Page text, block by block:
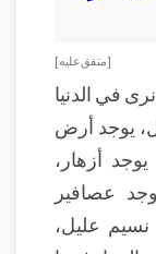
[ متفق عليه ]
في الدنيا
يوجد أرض
أزهار،
عصافير
عليل،